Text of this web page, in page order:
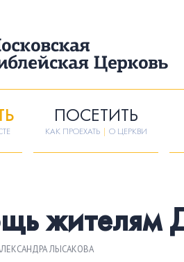
ПОСЕТИТЬ
КАК ПРОЕХАТЬ | О ЦЕРКВИ
жителям
ЛЫСАКОВА